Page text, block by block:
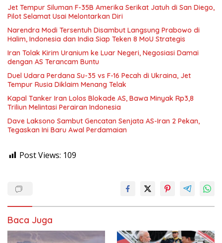
Jet Tempur Siluman F-35B Amerika Serikat Jatuh di San Diego,
Pilot Selamat Usai Melontarkan Diri
Narendra Modi Tersentuh Disambut Langsung Prabowo di
Halim, Indonesia dan India Siap Teken 8 MoU Strategis
Iran Tolak Kirim Uranium ke Luar Negeri, Negosiasi Damai
dengan AS Terancam Buntu
Duel Udara Perdana Su-35 vs F-16 Pecah di Ukraina, Jet
Tempur Rusia Diklaim Menang Telak
Kapal Tanker Iran Lolos Blokade AS, Bawa Minyak Rp3,8
Triliun Melintasi Perairan Indonesia
Dave Laksono Sambut Gencatan Senjata AS-Iran 2 Pekan,
Tegaskan Ini Baru Awal Perdamaian
Post Views: 109
Baca Juga